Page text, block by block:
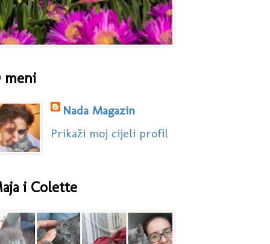
meni
Nada Magazin
Prikaži moj cijeli profil
i Colette